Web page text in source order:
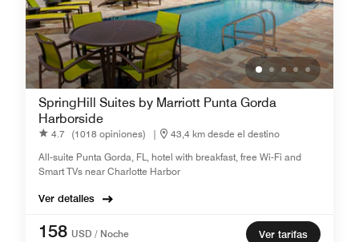
SpringHill Suites by Marriott Punta Gorda
Harborside
4.7 (1018 opiniones) |
43,4 km desde el destino
All-suite Punta Gorda, FL, hotel with breakfast, free Wi-Fi and
Smart TVs near Charlotte Harbor
Ver detalles
158 USD / Noche
Ver tarifas